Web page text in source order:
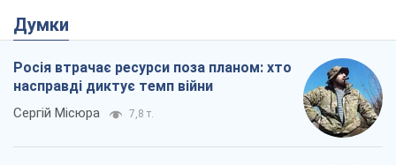
Думки
Росія втрачає ресурси поза планом: хто
насправді диктує темп війни
Сергій Місюра 7,8 т.